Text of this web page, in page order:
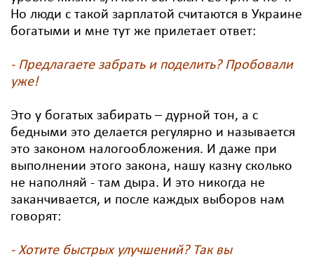
Но люди с такой зарплатой считаются в Украине
богатыми и мне тут же прилетает ответ:
- Предлагаете забрать и поделить? Пробовали
уже!
Это у богатых забирать – дурной тон, а с
бедными это делается регулярно и называется
это законом налогообложения. И даже при
выполнении этого закона, нашу казну сколько
не наполняй - там дыра. И это никогда не
заканчивается, и после каждых выборов нам
говорят:
- Хотите быстрых улучшений? Так вы